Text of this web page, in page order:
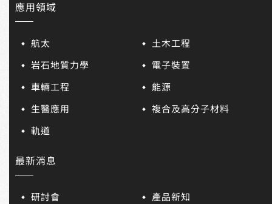
應用領域
航太
土木工程
岩石地質力學
電子裝置
車輛工程
能源
生醫應用
複合及高分子材料
軌道
最新消息
研討會
產品新知